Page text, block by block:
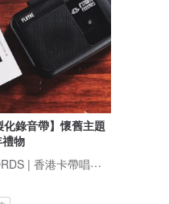
化錄音帶】懷舊主題
物
FINDME RECORDS | 香港卡帶唱片生活店